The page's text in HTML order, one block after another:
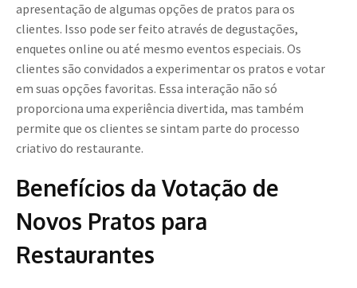
apresentação de algumas opções de pratos para os
clientes. Isso pode ser feito através de degustações,
enquetes online ou até mesmo eventos especiais. Os
clientes são convidados a experimentar os pratos e votar
em suas opções favoritas. Essa interação não só
proporciona uma experiência divertida, mas também
permite que os clientes se sintam parte do processo
criativo do restaurante.
Benefícios da Votação de
Novos Pratos para
Restaurantes